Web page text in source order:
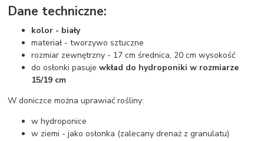
Dane techniczne:
kolor - biały
materiał - tworzywo sztuczne
rozmiar zewnętrzny - 17 cm średnica, 20 cm wysokość
do osłonki pasujewkład do hydroponiki w rozmiarze
15/19 cm
W doniczce można uprawiać rośliny:
w hydroponice
w ziemi - jako osłonka (zalecany drenaż z granulatu)